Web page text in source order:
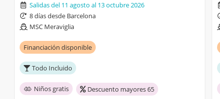
Salidas del 11 agosto al 13 octubre 2026
8 días desde Barcelona
MSC Meraviglia
Financiación disponible
Todo Incluido
Niños gratis
Descuento mayores 65